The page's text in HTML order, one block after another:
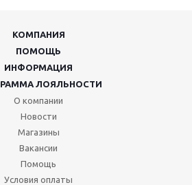
КОМПАНИЯ
ПОМОЩЬ
ИНФОРМАЦИЯ
ЛОЯЛЬНОСТИ
О компании
Новости
Магазины
Вакансии
Помощь
Условия оплаты